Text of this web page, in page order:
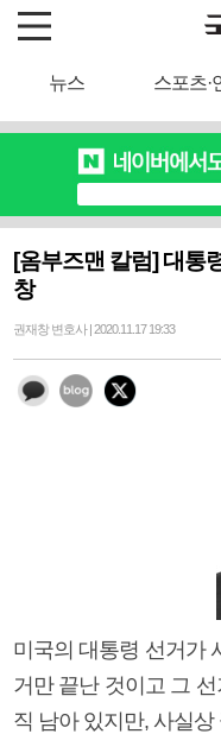
뉴스 스포츠·
[옴부즈맨 칼럼] 대통
창
권재창 변호사 | 2020.11.17 19:33
미국의 대통령 선거가
거만 끝난 것이고 그
직 남아 있지만, 사실상